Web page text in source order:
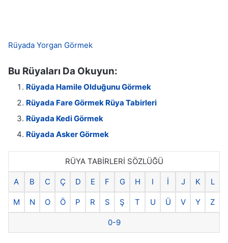
Rüyada Yorgan Görmek
Bu Rüyaları Da Okuyun:
Rüyada Hamile Olduğunu Görmek
Rüyada Fare Görmek Rüya Tabirleri
Rüyada Kedi Görmek
Rüyada Asker Görmek
RÜYA TABİRLERİ SÖZLÜĞÜ
A B C Ç D E F G H I İ J K L
M N O Ö P R S Ş T U Ü V Y Z
0-9